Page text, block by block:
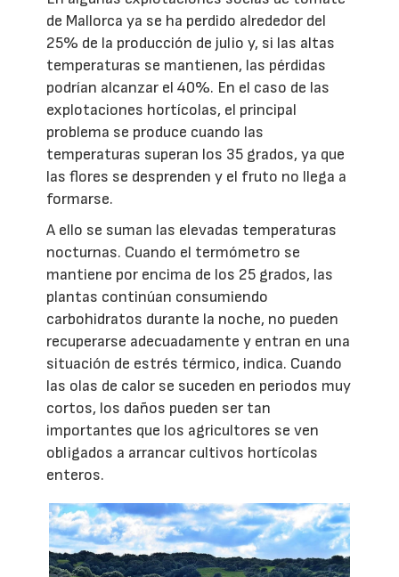
de Mallorca ya se ha perdido alrededor del
25% de la producción de julio y, si las altas
temperaturas se mantienen, las pérdidas
podrían alcanzar el 40%. En el caso de las
explotaciones hortícolas, el principal
problema se produce cuando las
temperaturas superan los 35 grados, ya que
las flores se desprenden y el fruto no llega a
formarse.
A ello se suman las elevadas temperaturas
nocturnas. Cuando el termómetro se
mantiene por encima de los 25 grados, las
plantas continúan consumiendo
carbohidratos durante la noche, no pueden
recuperarse adecuadamente y entran en una
situación de estrés térmico, indica. Cuando
las olas de calor se suceden en periodos muy
cortos, los daños pueden ser tan
importantes que los agricultores se ven
obligados a arrancar cultivos hortícolas
enteros.